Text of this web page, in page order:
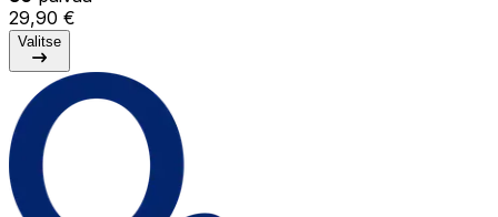
29,90 €
Valitse